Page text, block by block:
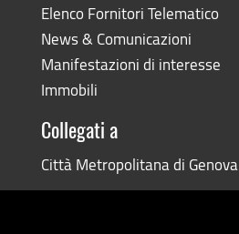
Elenco Fornitori Telematico
News & Comunicazioni
Manifestazioni di interesse
Immobili
Collegati a
Città Metropolitana di Genova